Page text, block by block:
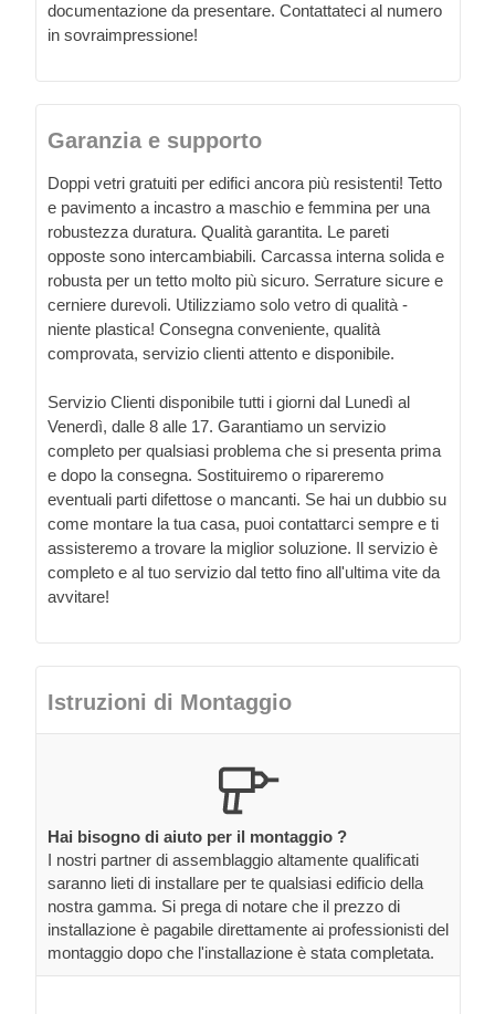
documentazione da presentare. Contattateci al numero
in sovraimpressione!
Garanzia e supporto
Doppi vetri gratuiti per edifici ancora più resistenti! Tetto
e pavimento a incastro a maschio e femmina per una
robustezza duratura. Qualità garantita. Le pareti
opposte sono intercambiabili. Carcassa interna solida e
robusta per un tetto molto più sicuro. Serrature sicure e
cerniere durevoli. Utilizziamo solo vetro di qualità -
niente plastica! Consegna conveniente, qualità
comprovata, servizio clienti attento e disponibile.
Servizio Clienti disponibile tutti i giorni dal Lunedì al
Venerdì, dalle 8 alle 17. Garantiamo un servizio
completo per qualsiasi problema che si presenta prima
e dopo la consegna. Sostituiremo o ripareremo
eventuali parti difettose o mancanti. Se hai un dubbio su
come montare la tua casa, puoi contattarci sempre e ti
assisteremo a trovare la miglior soluzione. Il servizio è
completo e al tuo servizio dal tetto fino all'ultima vite da
avvitare!
Istruzioni di Montaggio
Hai bisogno di aiuto per il montaggio ?
I nostri partner di assemblaggio altamente qualificati
saranno lieti di installare per te qualsiasi edificio della
nostra gamma. Si prega di notare che il prezzo di
installazione è pagabile direttamente ai professionisti del
montaggio dopo che l'installazione è stata completata.